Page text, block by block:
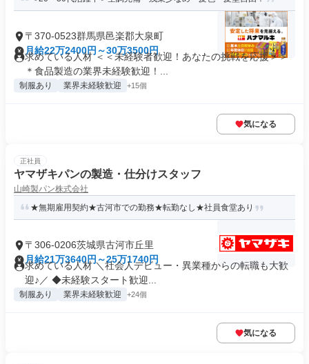
〒370-0523群馬県邑楽郡大泉町
月給22万2400円～30万3500円
求めている人材 ＜＜未経験者歓迎！あなたの挑戦を応援＞＞
＊食品製造の業界未経験歓迎！...
制服あり 業界未経験歓迎 +15個
気になる
正社員
ヤマザキパンの製造・仕分けスタッフ
山崎製パン株式会社
★無期雇用契約★古河市での勤務★転勤なし★社員食堂あり
〒306-0206茨城県古河市丘里
月給21万3640円～25万1740円
求めている人材 ＼社会人デビュー・異業種からの転職も大歓
迎♪／ ◆未経験スタート歓迎...
制服あり 業界未経験歓迎 +24個
気になる